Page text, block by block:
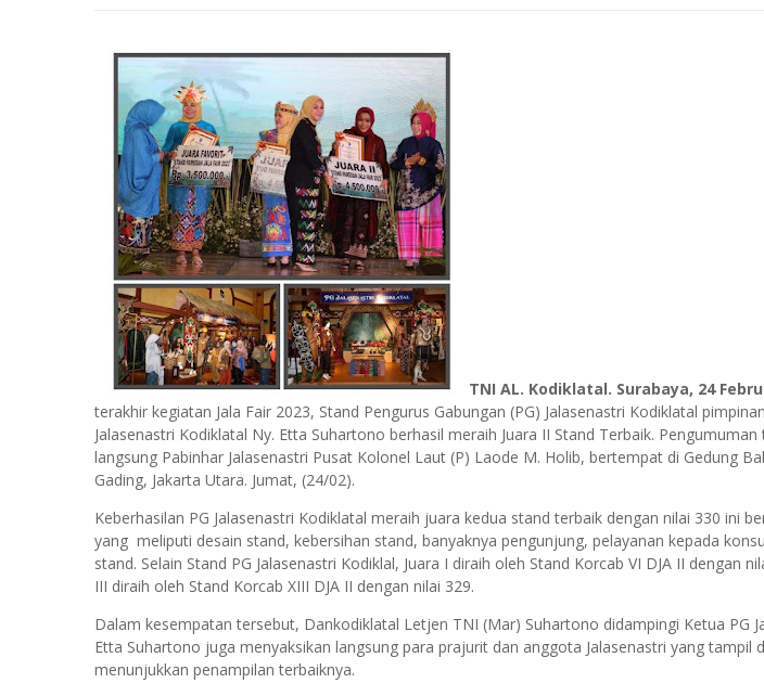
TNI AL. Kodiklatal. Surabaya, 24
terakhir kegiatan Jala Fair 2023, Stand Pengurus Gabungan (PG) Jalasenastri Kodiklatal
Jalasenastri Kodiklatal Ny. Etta Suhartono berhasil meraih Juara II Stand Terbaik.
langsung Pabinhar Jalasenastri Pusat Kolonel Laut (P) Laode M. Holib, bertempat di Gedung
Gading, Jakarta Utara. Jumat, (24/02).
Keberhasilan PG Jalasenastri Kodiklatal meraih juara kedua stand terbaik dengan nilai 330 ini
yang meliputi desain stand, kebersihan stand, banyaknya pengunjung, pelayanan kepada
stand. Selain Stand PG Jalasenastri Kodiklal, Juara I diraih oleh Stand Korcab VI DJA II dengan
III diraih oleh Stand Korcab XIII DJA II dengan nilai 329.
Dalam kesempatan tersebut, Dankodiklatal Letjen TNI (Mar) Suhartono didampingi Ketua PG
Etta Suhartono juga menyaksikan langsung para prajurit dan anggota Jalasenastri yang tampil
menunjukkan penampilan terbaiknya.